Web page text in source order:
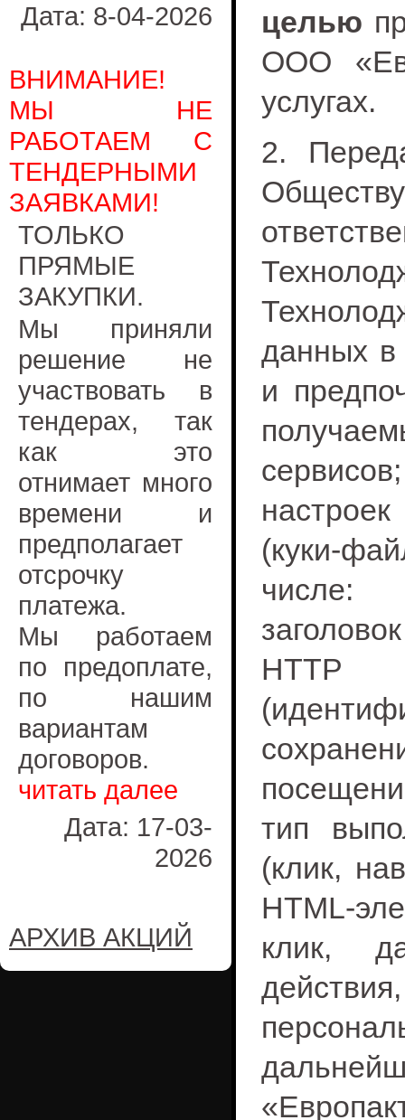
Дата: 8-04-2026
ВНИМАНИЕ!
МЫ НЕ
РАБОТАЕМ С
ТЕНДЕРНЫМИ
ЗАЯВКАМИ!
ТОЛЬКО
ПРЯМЫЕ
ЗАКУПКИ.
Мы приняли
решение не
участвовать в
тендерах, так
как это
отнимает много
времени и
предполагает
отсрочку
платежа.
Мы работаем
по предоплате,
по нашим
вариантам
договоров.
читать далее
Дата: 17-03-
2026
АРХИВ АКЦИЙ
целью
ООО
услугах.
2.
данных в
и
числе:
HTTP
тип
(клик,
HTML-
клик,